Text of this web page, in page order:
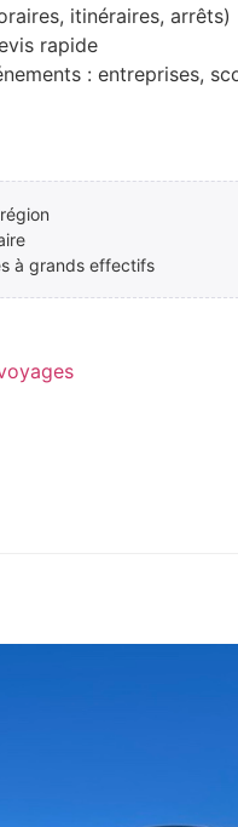
itinéraires, arrêts)
rapide
: entreprises,
à grands effectifs